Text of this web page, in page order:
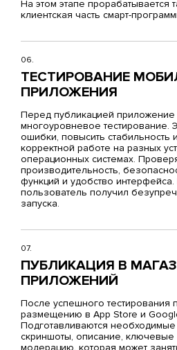
На этом этапе прорабатывается
клиентская часть смарт-
06.
ТЕСТИРОВАНИЕ
ПРИЛОЖЕНИЯ
Перед публикацией приложение
многоуровневое тестирование.
ошибки, повысить стабильность
корректной работе на разных
операционных системах.
производительность,
функций и удобство
пользователь получил
запуска.
07.
ПУБЛИКАЦИЯ В
ПРИЛОЖЕНИЙ
После успешного тестирования
размещению в App Store и
Подготавливаются
скриншоты, описание, ключевые